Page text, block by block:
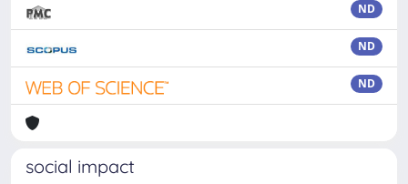
ND
ND
ND
social impact